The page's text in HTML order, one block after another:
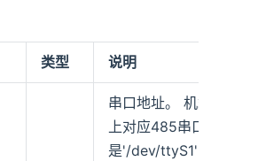
类型 说明
串口地址。 机箱
上对应485串口
是'/dev/ttyS1'，